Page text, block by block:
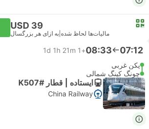
USD 39
مالیات‌ها لحاظ شده به ازای هر بزرگسال
07:12
08:33
+1
1d 1h 21m
پکن غربی
چونگ کینگ شمالی
ایستاده | قطار #K507
China Railway